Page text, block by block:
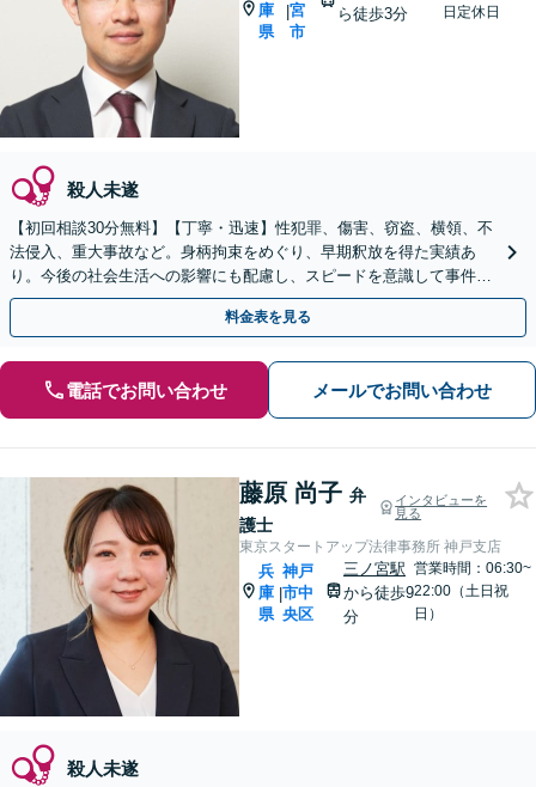
庫
県
|宮
市
ら徒歩3分
日定休日
殺人未遂
【初回相談30分無料】【丁寧・迅速】性犯罪、傷害、窃盗、横領、不
法侵入、重大事故など。身柄拘束をめぐり、早期釈放を得た実績あ
り。今後の社会生活への影響にも配慮し、スピードを意識して事件解
決に臨みます【西宮北口駅3分】
料金表を見る
電話でお問い合わせ メールでお問い合わせ
藤原 尚子 弁
護士
インタビューを
見る
東京スタートアップ法律事務所 神戸支店
兵
庫
県
|
神戸
市中
央区
三ノ宮駅
から徒歩9
分
営業時間：06:30~
22:00（土日祝
日）
殺人未遂